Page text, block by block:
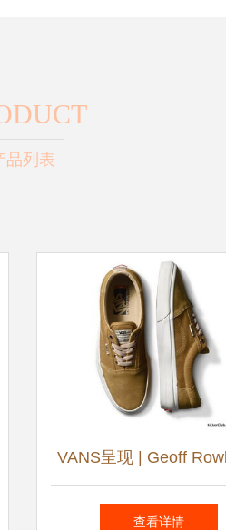
品列表
VANS呈现 | Geoff
新个人鞋服系列 滑板
查看详情